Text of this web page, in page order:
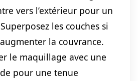
vers l’extérieur pour un
les couches si
la couvrance.
le maquillage avec une
pour une tenue